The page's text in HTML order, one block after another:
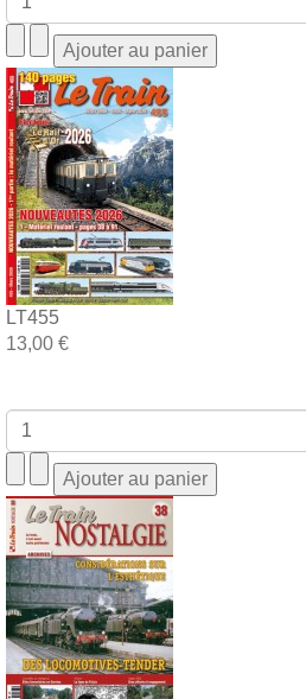
LT455
13,00 €